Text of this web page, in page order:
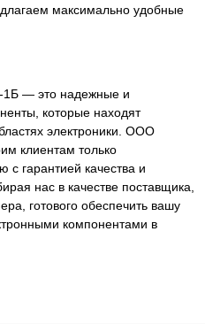
максимально удобные
1Б — это надежные и
которые находят
электроники. ООО
клиентам только
гарантией качества и
нас в качестве поставщика,
готового обеспечить вашу
компонентами в